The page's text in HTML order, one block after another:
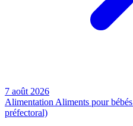
7 août 2026
Alimentation Aliments pour bébés
préfectoral)